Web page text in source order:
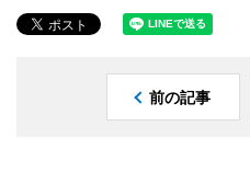
前の記事